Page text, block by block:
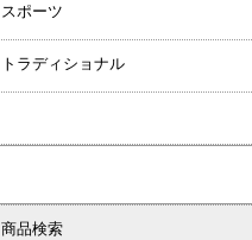
スポーツ
トラディショナル
商品検索